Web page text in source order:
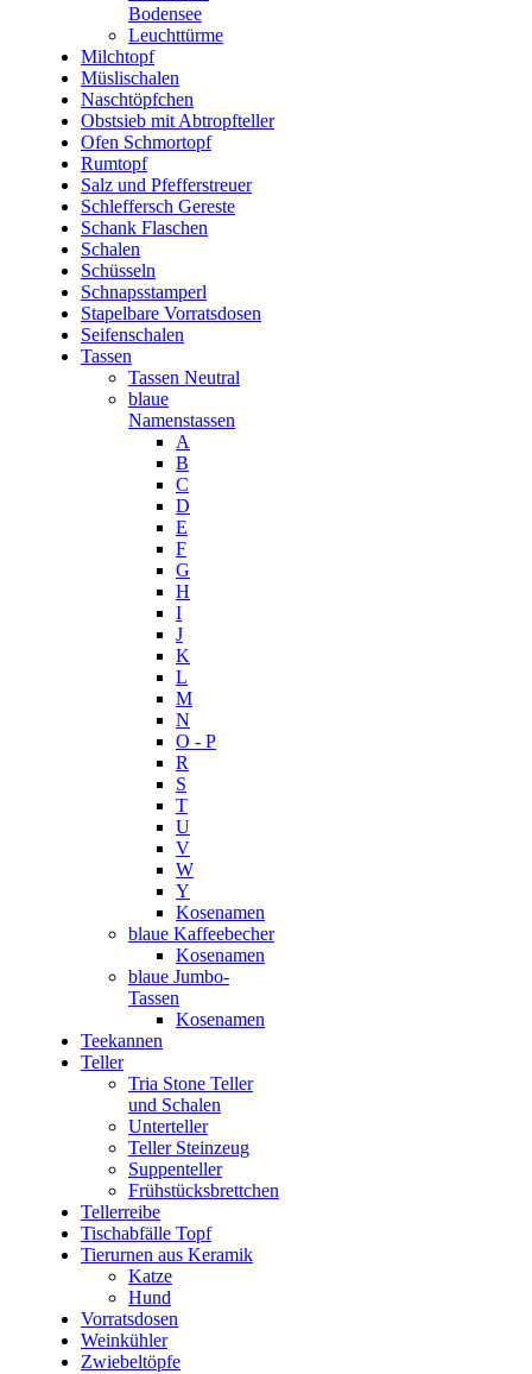
Bodensee
Leuchttürme
Milchtopf
Müslischalen
Naschtöpfchen
Obstsieb mit Abtropfteller
Ofen Schmortopf
Rumtopf
Salz und Pfefferstreuer
Schleffersch Gereste
Schank Flaschen
Schalen
Schüsseln
Schnapsstamperl
Stapelbare Vorratsdosen
Seifenschalen
Tassen
Tassen Neutral
blaue
Namenstassen
A
B
C
D
E
F
G
H
I
J
K
L
M
N
O - P
R
S
T
U
V
W
Y
Kosenamen
blaue Kaffeebecher
Kosenamen
blaue Jumbo-
Tassen
Kosenamen
Teekannen
Teller
Tria Stone Teller
und Schalen
Unterteller
Teller Steinzeug
Suppenteller
Frühstücksbrettchen
Tellerreibe
Tischabfälle Topf
Tierurnen aus Keramik
Katze
Hund
Vorratsdosen
Weinkühler
Zwiebeltöpfe